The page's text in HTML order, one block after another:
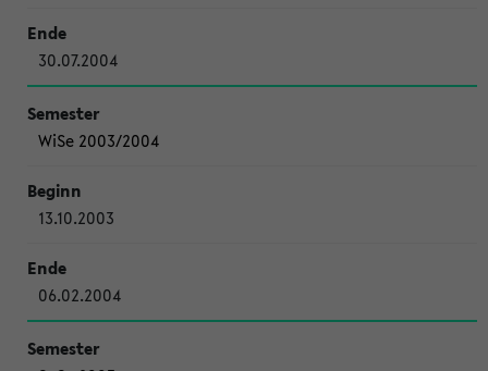
30.07.2004
WiSe 2003/2004
13.10.2003
06.02.2004